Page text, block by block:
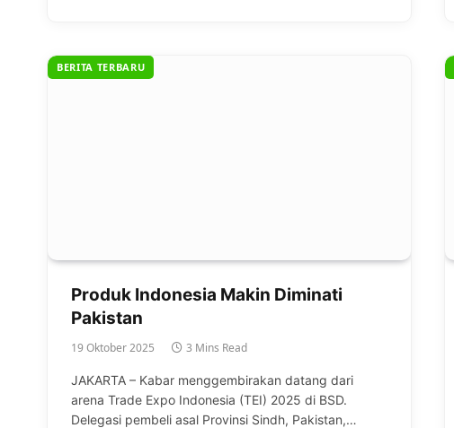
BERITA TERBARU
Produk Indonesia Makin Diminati
Pakistan
19 Oktober 2025 3 Mins Read
JAKARTA – Kabar menggembirakan datang dari
arena Trade Expo Indonesia (TEI) 2025 di BSD.
Delegasi pembeli asal Provinsi Sindh, Pakistan,…